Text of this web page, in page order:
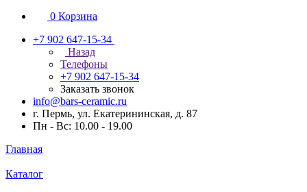
0 Корзина
+7 902 647-15-34
Назад
Телефоны
+7 902 647-15-34
Заказать звонок
info@bars-ceramic.ru
г. Пермь, ул. Екатерининская, д. 87
Пн - Вс: 10.00 - 19.00
Главная
Каталог